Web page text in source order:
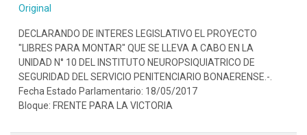
Original
DECLARANDO DE INTERES LEGISLATIVO EL PROYECTO
"LIBRES PARA MONTAR" QUE SE LLEVA A CABO EN LA
UNIDAD N° 10 DEL INSTITUTO NEUROPSIQUIATRICO DE
SEGURIDAD DEL SERVICIO PENITENCIARIO BONAERENSE.-.
Fecha Estado Parlamentario: 18/05/2017
Bloque: FRENTE PARA LA VICTORIA